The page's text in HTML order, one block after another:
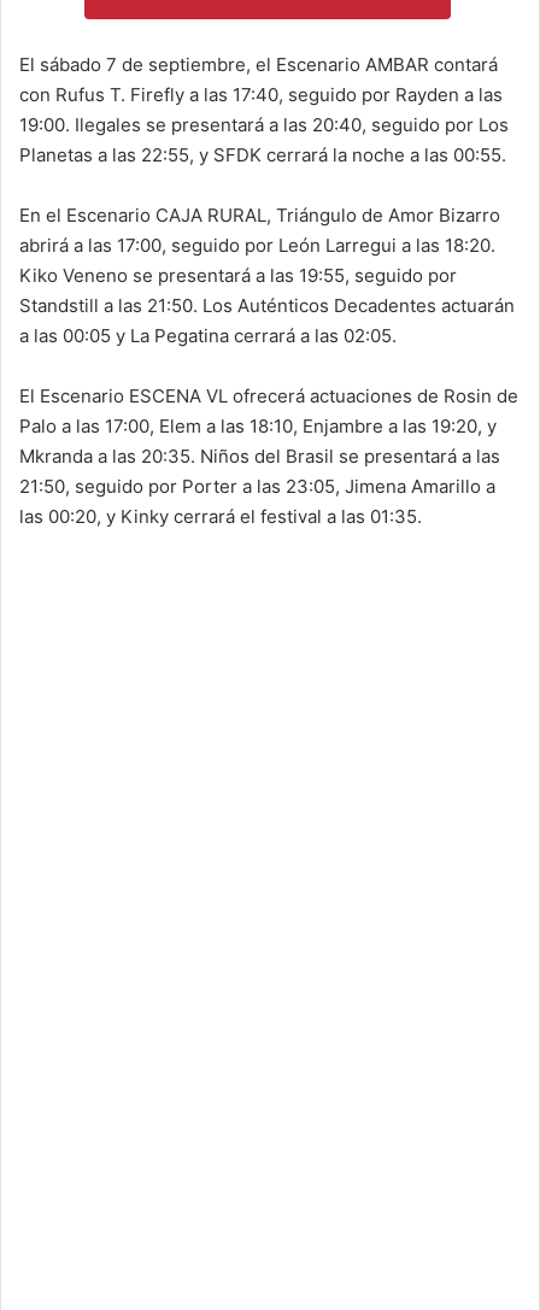
El sábado 7 de septiembre, el Escenario AMBAR contará
con Rufus T. Firefly a las 17:40, seguido por Rayden a las
19:00. Ilegales se presentará a las 20:40, seguido por Los
Planetas a las 22:55, y SFDK cerrará la noche a las 00:55.
En el Escenario CAJA RURAL, Triángulo de Amor Bizarro
abrirá a las 17:00, seguido por León Larregui a las 18:20.
Kiko Veneno se presentará a las 19:55, seguido por
Standstill a las 21:50. Los Auténticos Decadentes actuarán
a las 00:05 y La Pegatina cerrará a las 02:05.
El Escenario ESCENA VL ofrecerá actuaciones de Rosin de
Palo a las 17:00, Elem a las 18:10, Enjambre a las 19:20, y
Mkranda a las 20:35. Niños del Brasil se presentará a las
21:50, seguido por Porter a las 23:05, Jimena Amarillo a
las 00:20, y Kinky cerrará el festival a las 01:35.